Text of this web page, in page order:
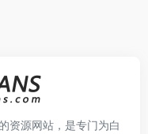
资源网站，是专门为白